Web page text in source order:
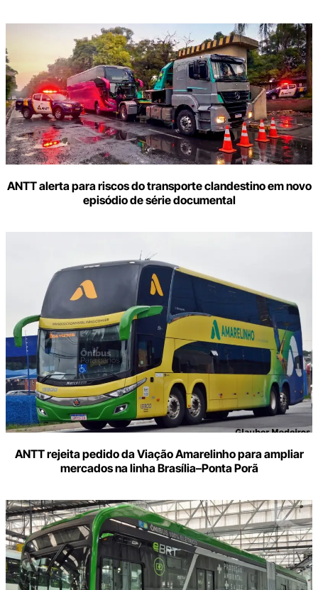
ANTT alerta para riscos do transporte clandestino em novo
episódio de série documental
ANTT rejeita pedido da Viação Amarelinho para ampliar
mercados na linha Brasília–Ponta Porã